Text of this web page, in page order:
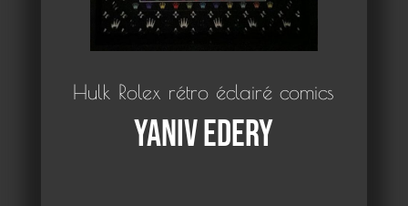
Hulk Rolex rétro éclairé comics
Yaniv Edery